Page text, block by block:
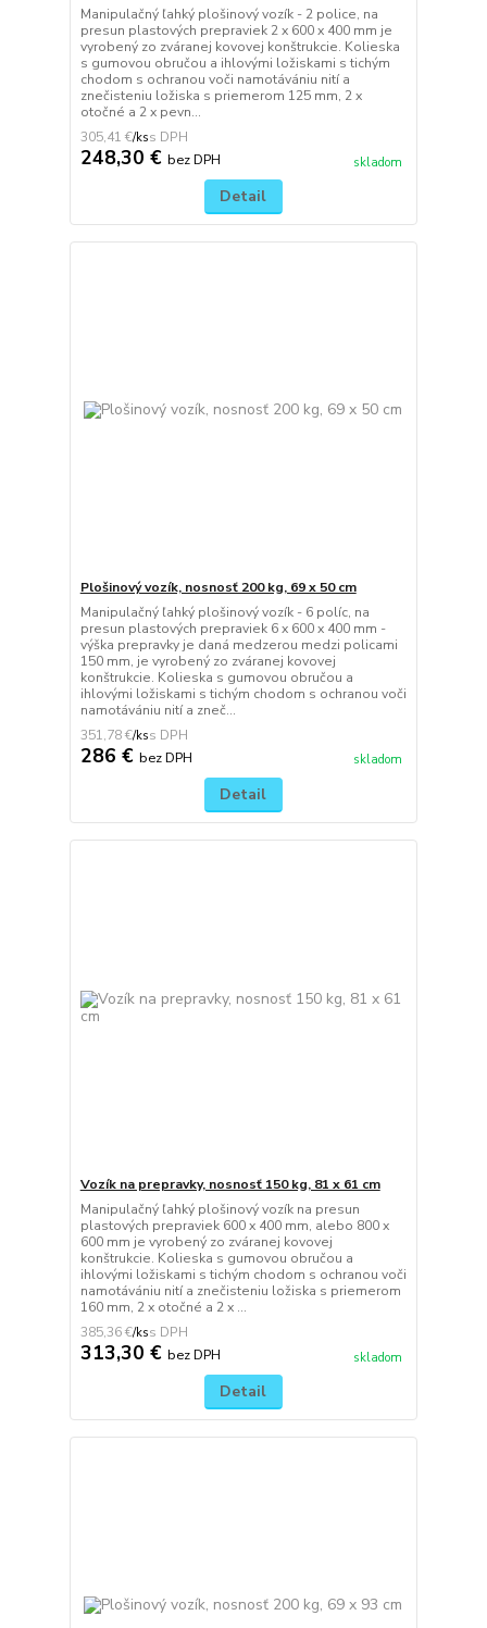
Manipulačný ľahký plošinový vozík - 2 police, na
presun plastových prepraviek 2 x 600 x 400 mm je
vyrobený zo zváranej kovovej konštrukcie. Kolieska
s gumovou obručou a ihlovými ložiskami s tichým
chodom s ochranou voči namotávániu nití a
znečisteniu ložiska s priemerom 125 mm, 2 x
otočné a 2 x pevn...
305,41 €/ks
248,30 € bez DPH skladom
Detail
Plošinový vozík, nosnosť 200 kg, 69 x 50 cm
Manipulačný ľahký plošinový vozík - 6 políc, na
presun plastových prepraviek 6 x 600 x 400 mm -
výška prepravky je daná medzerou medzi policami
150 mm, je vyrobený zo zváranej kovovej
konštrukcie. Kolieska s gumovou obručou a
ihlovými ložiskami s tichým chodom s ochranou voči
namotávániu nití a zneč...
351,78 €/ks
286 € bez DPH skladom
Detail
Vozík na prepravky, nosnosť 150 kg, 81 x 61 cm
Manipulačný ľahký plošinový vozík na presun
plastových prepraviek 600 x 400 mm, alebo 800 x
600 mm je vyrobený zo zváranej kovovej
konštrukcie. Kolieska s gumovou obručou a
ihlovými ložiskami s tichým chodom s ochranou voči
namotávániu nití a znečisteniu ložiska s priemerom
160 mm, 2 x otočné a 2 x ...
385,36 €/ks
313,30 € bez DPH skladom
Detail